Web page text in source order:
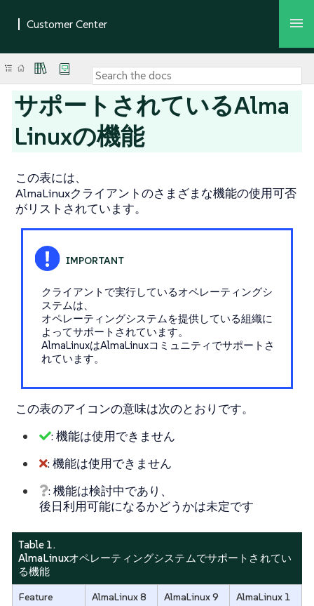
サポートされているAlma
Linuxの機能
この表には、
AlmaLinuxクライアントのさまざまな機能の使用可否
がリストされています。
クライアントで実行しているオペレーティングシ
ステムは、
オペレーティングシステムを提供している組織に
よってサポートされています。
AlmaLinuxはAlmaLinuxコミュニティでサポートさ
れています。
この表のアイコンの意味は次のとおりです。
: 機能は使用できません
: 機能は使用できません
: 機能は検討中であり、
後日利用可能になるかどうかは未定です
Table 1.
AlmaLinuxオペレーティングシステムでサポートされてい
る機能
Feature AlmaLinux 8 AlmaLinux 9
AlmaLinux 1